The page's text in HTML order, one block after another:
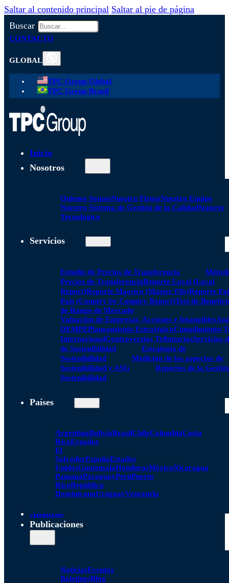
Saltar al contenido principal Saltar al pie de página
Buscar
CONTACTO
GLOBAL
TPC Group Global
TPC Group Brasil
Inicio
Nosotros
Quienes SomosNuestra FirmaNuestro Equipo
Nuestro Sistema de Gestión de la CalidadSoporte
Tecnológico
Servicios
Estudio de Precios de Transferencia
Precios de TransferenciaReporte Local (Local
Report)Reporte Maestro (Master File)Reporte
País (Country by Country Report)Test de
de Rango de Mercado
Valuación de Empresas, Acciones e Intangibles
DEMPEPlaneamiento EstratégicoCumplimiento
InternacionalControversias TributariasServicios
de Sostenibilidad
Estrategia de
Sostenibilidad
Medición de los aspectos de
Sostenibilidad y ASG
Reportes de la
Sostenibilidad
Países
ArgentinaBoliviaBrasilChileColombiaCosta
RicaEcuador
El
SalvadorEspañaEstados
UnidosGuatemalaHondurasMéxicoNicaragua
PanamáParaguayPerúPuerto
RicoRepública
DominicanaUruguayVenezuela
Alianzas
Publicaciones
NoticiasEventos
BoletinesBlog